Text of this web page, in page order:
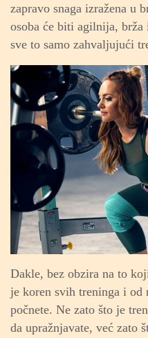
zapravo snaga izražena u
osoba će biti agilnija, brža
sve to samo zahvaljujući
Dakle, bez obzira na to
je koren svih treninga i od
počnete. Ne zato što je
da upražnjavate, već zato